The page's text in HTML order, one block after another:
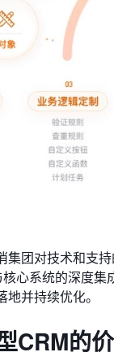
集团对技术和支
心系统的深度
并持续优化。
CRM的